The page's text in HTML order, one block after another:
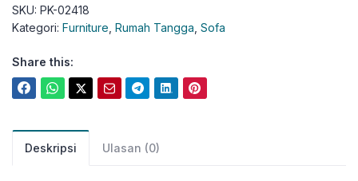
SKU: PK-02418
Kategori: Furniture Rumah Tangga Sofa
Share this:
Deskripsi Ulasan (0)